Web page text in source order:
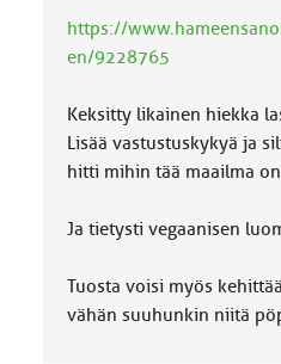
https://
en/9228765
Keksitty likainen hiekka
Lisää vastustuskykyä ja
hitti mihin tää maailma
Ja tietysti vegaanisen
Tuosta voisi myös
vähän suuhunkin niitä